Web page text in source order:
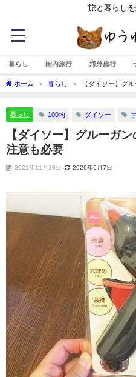
旅と暮らし
暮らし 国内旅行 海外旅行
ホーム 暮らし 【ダイソー】グ
暮らし 100均 ダイソー
【ダイソー】グルーガ
注意も必要
2021年11月10日 2026年6月7日